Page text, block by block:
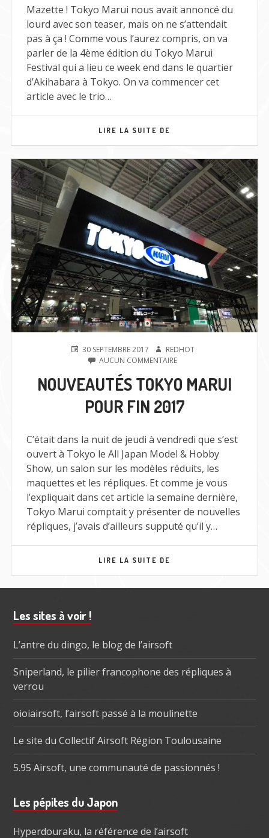
DE
NOUVEAUTÉS
Mazette ! Tokyo Marui nous avait annoncé du
lourd avec son teaser, mais on ne s’attendait
pas à ça ! Comme vous l’aurez compris, on va
parler de la 4ème édition du Tokyo Marui
Festival qui a lieu ce week end dans le quartier
d’Akihabara à Tokyo. On va commencer cet
article avec le trio…
LIRE LA SUITE DE
–
LA
PLUIE
DE
NOUVEAUTÉS
PUBLIÉ30 SEPTEMBRE 2017 AUTEUR
REDHOT
AUCUN COMMENTAIRESUR
TOKYO
MARUI
POUR
FIN
NOUVEAUTÉS TOKYO MARUI
POUR FIN 2017
C’était dans la nuit de jeudi à vendredi que s’est
ouvert à Tokyo le All Japan Model & Hobby
Show, un salon sur les modèles réduits, les
maquettes et les répliques. Et comme je vous
l’expliquait dans cet article la semaine dernière,
Tokyo Marui comptait y présenter de nouvelles
répliques, j’avais d’ailleurs supputé qu’il y…
LIRE LA SUITE DE
Barre
subsidiaire
Les sites à voir !
L’antre du dingo, le blog de l’airsoft
Sniperland, le pilier francophone des répliques à
verrou
oioiairsoft, l’airsoft passé à la moulinette
Le site du Collectif Airsoft Région Toulousaine
5.95 Airsoft, une communauté de passionnés !
Les pépites du Japon
Hyperdouraku, la référence de l’airsoft